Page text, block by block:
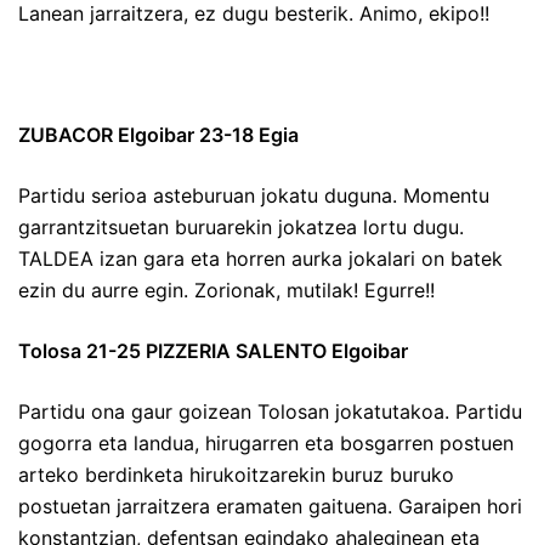
Lanean jarraitzera, ez dugu besterik. Animo, ekipo!!
ZUBACOR Elgoibar 23-18 Egia
Partidu serioa asteburuan jokatu duguna. Momentu
garrantzitsuetan buruarekin jokatzea lortu dugu.
TALDEA izan gara eta horren aurka jokalari on batek
ezin du aurre egin. Zorionak, mutilak! Egurre!!
Tolosa 21-25 PIZZERIA SALENTO Elgoibar
Partidu ona gaur goizean Tolosan jokatutakoa. Partidu
gogorra eta landua, hirugarren eta bosgarren postuen
arteko berdinketa hirukoitzarekin buruz buruko
postuetan jarraitzera eramaten gaituena. Garaipen hori
konstantzian, defentsan egindako ahaleginean eta